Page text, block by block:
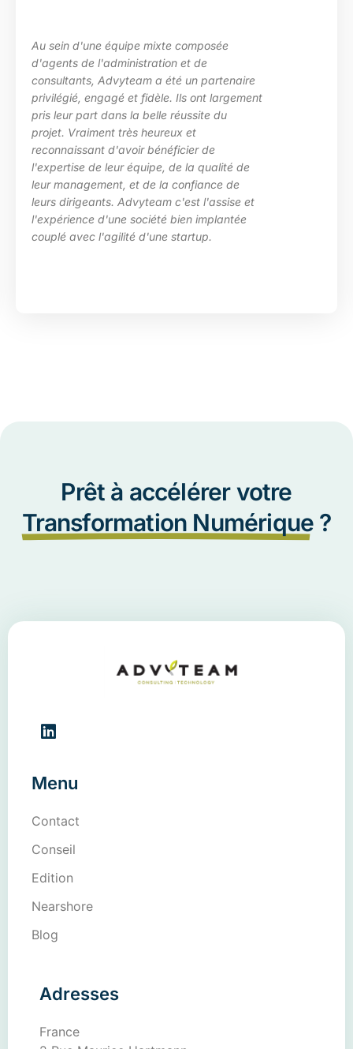
sein d'une équipe mixte composée
de l'administration et de
Advyteam a été un partenaire
engagé et fidèle. Ils ont largement
leur part dans la belle réussite du
Vraiment très heureux et
d'avoir bénéficier de
de leur équipe, de la qualité de
management, et de la confiance de
dirigeants. Advyteam c'est l'assise et
d'une société bien implantée
avec l'agilité d'une startup.
Prêt à accélérer votre
Transformation Numérique ?
Menu
Contact
Conseil
Edition
Nearshore
Blog
Adresses
France